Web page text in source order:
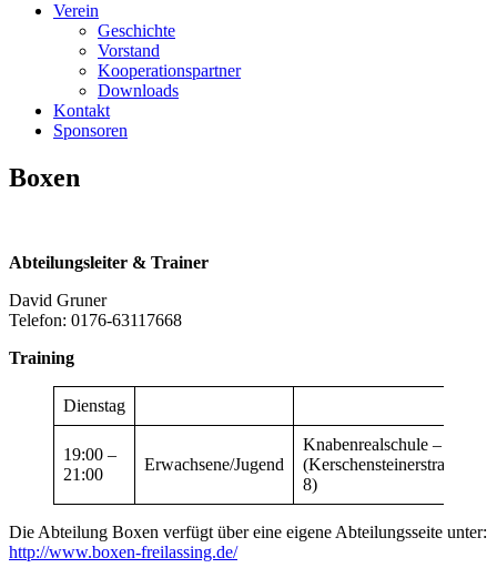
Verein
Geschichte
Vorstand
Kooperationspartner
Downloads
Kontakt
Sponsoren
Boxen
Abteilungsleiter & Trainer
David Gruner
Telefon: 0176-63117668
Training
Dienstag
19:00 –
21:00
Erwachsene/Jugend
Knabenrealschule –
(Kerschensteinerstraße
8)
Die Abteilung Boxen verfügt über eine eigene Abteilungsseite unter:
http://www.boxen-freilassing.de/